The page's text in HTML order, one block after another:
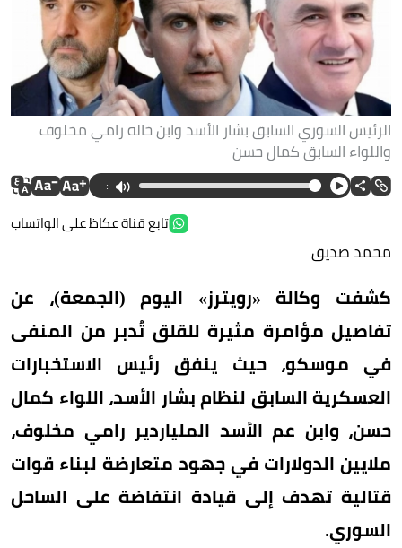
الرئيس السوري السابق بشار الأسد وابن خاله رامي مخلوف
واللواء السابق كمال حسن
--:--
تابع قناة عكاظ على الواتساب
محمد صديق
كشفت وكالة «رويترز» اليوم (الجمعة)، عن
تفاصيل مؤامرة مثيرة للقلق تُدبر من المنفى
في موسكو، حيث ينفق رئيس الاستخبارات
العسكرية السابق لنظام بشار الأسد، اللواء كمال
حسن، وابن عم الأسد الملياردير رامي مخلوف،
ملايين الدولارات في جهود متعارضة لبناء قوات
قتالية تهدف إلى قيادة انتفاضة على الساحل
السوري.